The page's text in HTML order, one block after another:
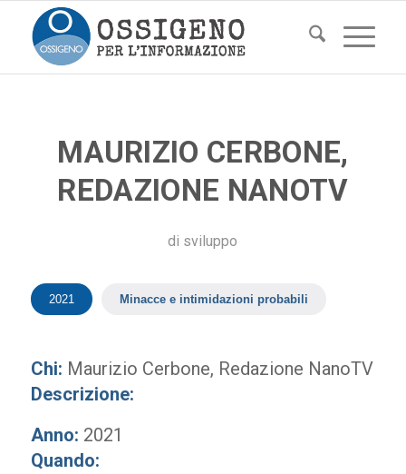
MAURIZIO CERBONE,
REDAZIONE NANOTV
di sviluppo
2021 Minacce e intimidazioni probabili
Chi: Maurizio Cerbone, Redazione NanoTV
Descrizione:
Anno: 2021
Quando: